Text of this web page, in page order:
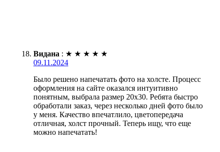
Видана : ★ ★ ★ ★ ★
09.11.2024
Было решено напечатать фото на холсте. Процесс
оформления на сайте оказался интуитивно
понятным, выбрала размер 20х30. Ребята быстро
обработали заказ, через несколько дней фото было
у меня. Качество впечатлило, цветопередача
отличная, холст прочный. Теперь ищу, что еще
можно напечатать!